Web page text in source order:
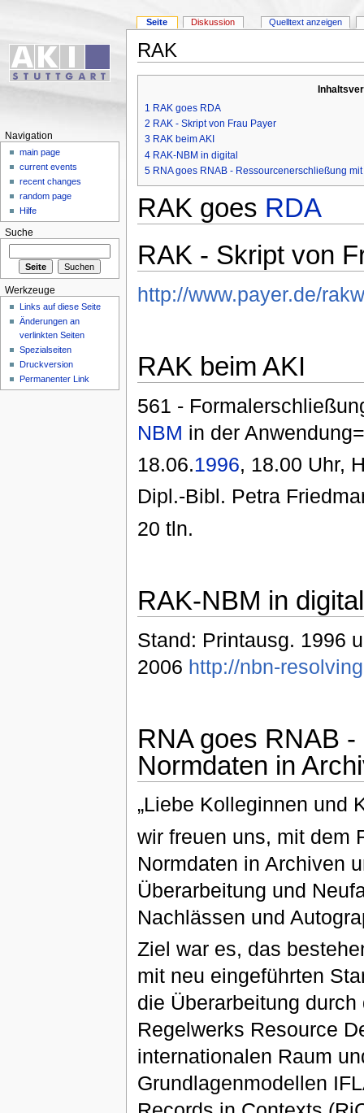
RAK
1 RAK goes RDA
2 RAK - Skript von Frau Payer
3 RAK beim AKI
4 RAK-NBM in digital
5 RNA goes RNAB - Ressourcenerschließung
RAK goes RDA
RAK - Skript von
http://www.payer.de/
RAK beim AKI
561 -
NBM in der
18.06.1996, 18.00 Uhr,
Dipl.-Bibl. Petra
20 tln.
RAK-NBM in digital
Stand: Printausg. 1996
2006 http://nbn-
RNA goes RNAB
Normdaten in
„Liebe Kolleginnen und
wir freuen uns, mit dem
Normdaten in Archiven
Überarbeitung und
Nachlässen und
Ziel war es, das
mit neu eingeführten
die Überarbeitung
Regelwerks Resource
internationalen Raum
Grundlagenmodellen
Seite Diskussion Quelltext anzeigen
Navigation
main page
current events
recent changes
random page
Hilfe
Suche
Werkzeuge
Links auf diese Seite
Änderungen an
verlinkten Seiten
Spezialseiten
Druckversion
Permanenter Link